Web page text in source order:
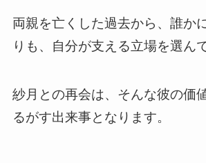
両親を亡くした過去から、誰か
りも、自分が支える立場を選ん
紗月との再会は、そんな彼の価
るがす出来事となります。